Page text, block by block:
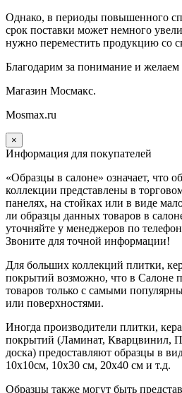
Однако, в периоды повышенного
срок поставки может немного
нужно переместить продукцию со
Благодарим за понимание и
Магазин Мосмакс.
Mosmax.ru
×
Информация для покупателей
«Образцы в салоне» означает, что
коллекции представлены в
панелях, на стойках или в виде
ли образцы данных товаров в
уточняйте у менеджеров по
Звоните для точной информации!
Для больших коллекций плитки,
покрытий возможно, что в Салоне
товаров только с самыми
или поверхностями.
Иногда производители плитки,
покрытий (Ламинат, Кварцвинил,
доска) предоставляют образцы в
10х10см, 10х30 см, 20х40 см и т.д.
Образцы также могут быть